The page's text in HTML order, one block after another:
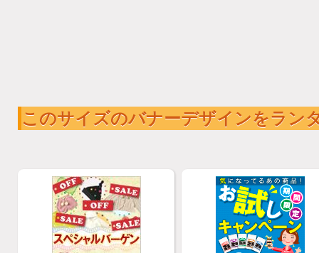
このサイズのバナーデザインをラン